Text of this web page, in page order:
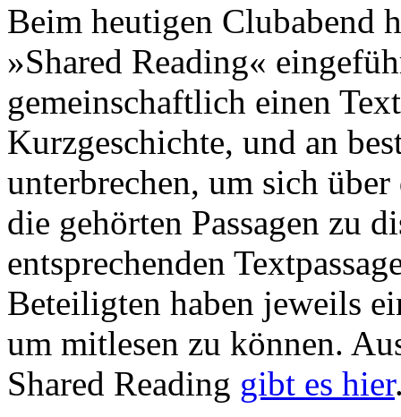
Beim heutigen Clubabend
»Shared Reading«
gemeinschaftlich einen
Kurzgeschichte, und an
unterbrechen, um sich
die gehörten Passagen zu
entsprechenden
Beteiligten haben jeweils
um mitlesen zu können.
Shared Reading gibt es hier